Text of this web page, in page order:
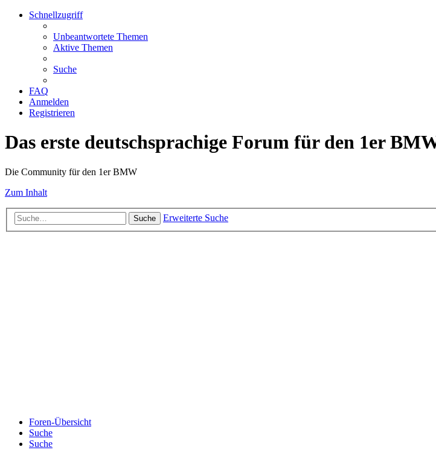
Schnellzugriff
Unbeantwortete Themen
Aktive Themen
Suche
FAQ
Anmelden
Registrieren
Das erste deutschsprachige Forum für den 1er
Die Community für den 1er BMW
Zum Inhalt
Suche Erweiterte Suche
Foren-Übersicht
Suche
Suche